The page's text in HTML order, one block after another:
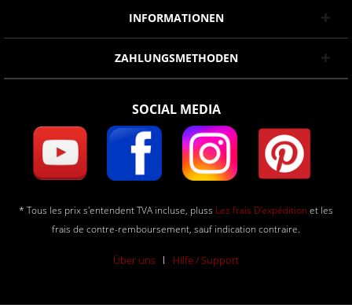
INFORMATIONEN
ZAHLUNGSMETHODEN
SOCIAL MEDIA
* Tous les prix s'entendent TVA incluse, pluss Les frais D'expédition et les
frais de contre-remboursement, sauf indication contraire.
Über uns Hilfe / Support